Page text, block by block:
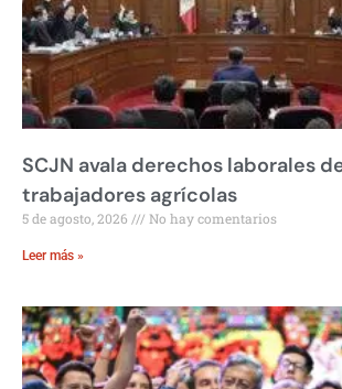
SCJN avala derechos laborales
trabajadores agrícolas
5 de agosto, 2026 No hay comentarios
Leer más »